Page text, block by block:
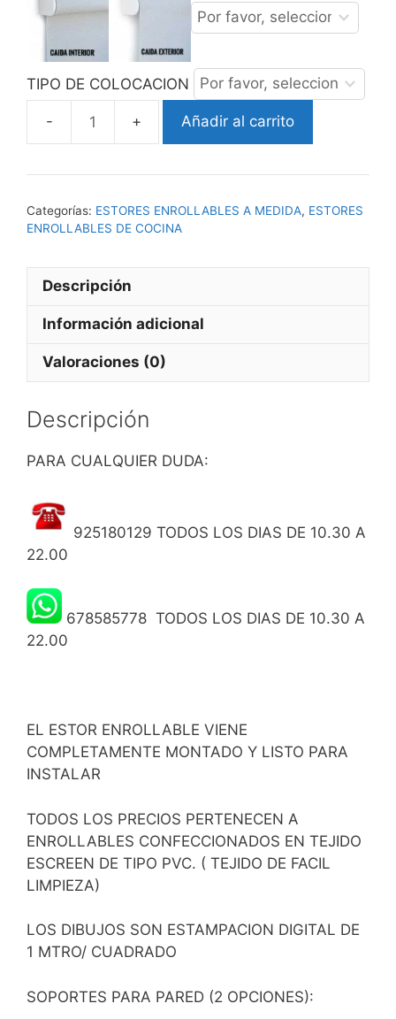
TIPO DE COLOCACION
ESTOR
TETERA
Añadir al carrito
Categorías: ESTORES ENROLLABLES A MEDIDA, ESTORES
ENROLLABLES DE COCINA
Descripción
Información adicional
Valoraciones (0)
Descripción
PARA CUALQUIER DUDA:
925180129 TODOS LOS DIAS DE 10.30 A
22.00
678585778 TODOS LOS DIAS DE 10.30 A
22.00
EL ESTOR ENROLLABLE VIENE
COMPLETAMENTE MONTADO Y LISTO PARA
INSTALAR
TODOS LOS PRECIOS PERTENECEN A
ENROLLABLES CONFECCIONADOS EN TEJIDO
ESCREEN DE TIPO PVC. ( TEJIDO DE FACIL
LIMPIEZA)
LOS DIBUJOS SON ESTAMPACION DIGITAL DE
1 MTRO/ CUADRADO
SOPORTES PARA PARED (2 OPCIONES):